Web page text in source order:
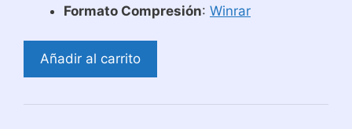
Formato Compresión: Winrar
Plantillas
de
Añadir al carrito